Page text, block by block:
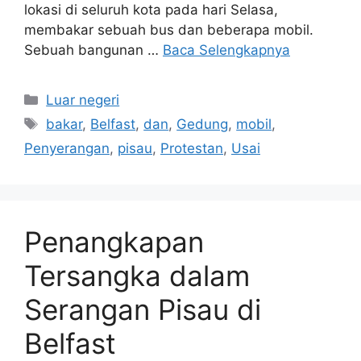
lokasi di seluruh kota pada hari Selasa,
membakar sebuah bus dan beberapa mobil.
Sebuah bangunan … Baca Selengkapnya
Kategori
Luar negeri
Tag
bakar, Belfast, dan, Gedung, mobil,
Penyerangan, pisau, Protestan, Usai
Penangkapan
Tersangka dalam
Serangan Pisau di
Belfast